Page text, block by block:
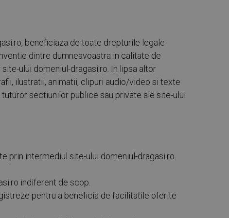
beneficiaza de toate drepturile legale
dintre dumneavoastra in calitate de
ului domeniul-dragasi.ro. In lipsa altor
ilustratii, animatii, clipuri audio/video si texte
sectiunilor publice sau private ale site-ului
prin intermediul site-ului domeniul-dragasi.ro.
indiferent de scop.
pentru a beneficia de facilitatile oferite